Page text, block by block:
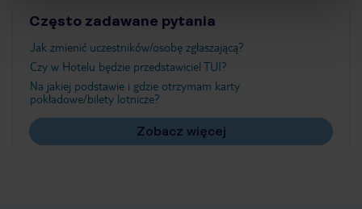
Często zadawane pytania
Jak zmienić uczestników/osobę zgłaszającą?
Czy w Hotelu będzie przedstawiciel TUI?
Na jakiej podstawie i gdzie otrzymam karty
pokładowe/bilety lotnicze?
Zobacz więcej